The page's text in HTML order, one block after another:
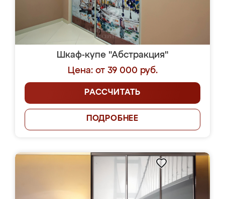
Шкаф-купе "Абстракция"
Цена: от 39 000 руб.
РАССЧИТАТЬ
ПОДРОБНЕЕ